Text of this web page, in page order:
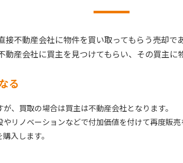
接不動産会社に物件を買い取ってもらう売却で
動産会社に買主を見つけてもらい、その買主に
る
、買取の場合は買主は不動産会社となります。
リノベーションなどで付加価値を付けて再度販売
入します。